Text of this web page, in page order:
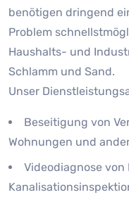
benötigen dringend
Problem
Haushalts- und
Schlamm und Sand.
Unser
Beseitigung von
Wohnungen und
Videodiagnose von